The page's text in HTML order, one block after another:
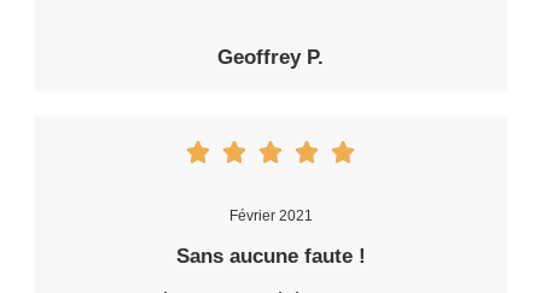
Geoffrey P.
Février 2021
Sans aucune faute !